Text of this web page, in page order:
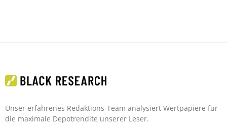
Unser erfahrenes Redaktions-Team analysiert Wertpapiere für
die maximale Depotrendite unserer Leser.